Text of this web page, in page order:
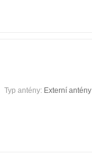
Typ antény: Externí antény